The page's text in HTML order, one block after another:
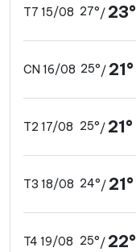
T7 15/08 27°/ 23°
CN 16/08 25°/ 21°
T2 17/08 25°/ 21°
T3 18/08 24°/ 21°
T4 19/08 25°/ 22°